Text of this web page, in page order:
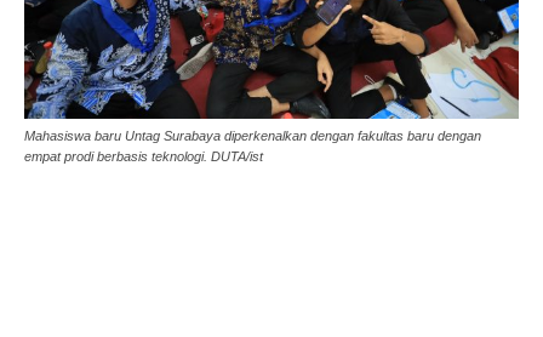
Mahasiswa baru Untag Surabaya diperkenalkan dengan fakultas baru dengan
empat prodi berbasis teknologi. DUTA/ist